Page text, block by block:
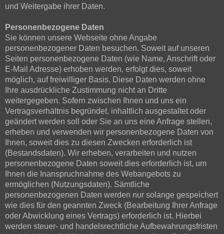
und Weitergabe ihrer Daten.
Personenbezogene Daten
Sie können unsere Webseite ohne Angabe
personenbezogener Daten besuchen. Soweit auf unseren
Seiten personenbezogene Daten (wie Name, Anschrift oder
E-Mail Adresse) erhoben werden, erfolgt dies, soweit
möglich, auf freiwilliger Basis. Diese Daten werden ohne
Ihre ausdrückliche Zustimmung nicht an Dritte
weitergegeben. Sofern zwischen Ihnen und uns ein
Vertragsverhältnis begründet, inhaltlich ausgestaltet oder
geändert werden soll oder Sie an uns eine Anfrage stellen,
erheben und verwenden wir personenbezogene Daten von
Ihnen, soweit dies zu diesen Zwecken erforderlich ist
(Bestandsdaten). Wir erheben, verarbeiten und nutzen
personenbezogene Daten soweit dies erforderlich ist, um
Ihnen die Inanspruchnahme des Webangebots zu
ermöglichen (Nutzungsdaten). Sämtliche
personenbezogenen Daten werden nur solange gespeichert
wie dies für den geannten Zweck (Bearbeitung Ihrer Anfrage
oder Abwicklung eines Vertrags) erforderlich ist. Hierbei
werden steuer- und handelsrechtliche Aufbewahrungsfristen